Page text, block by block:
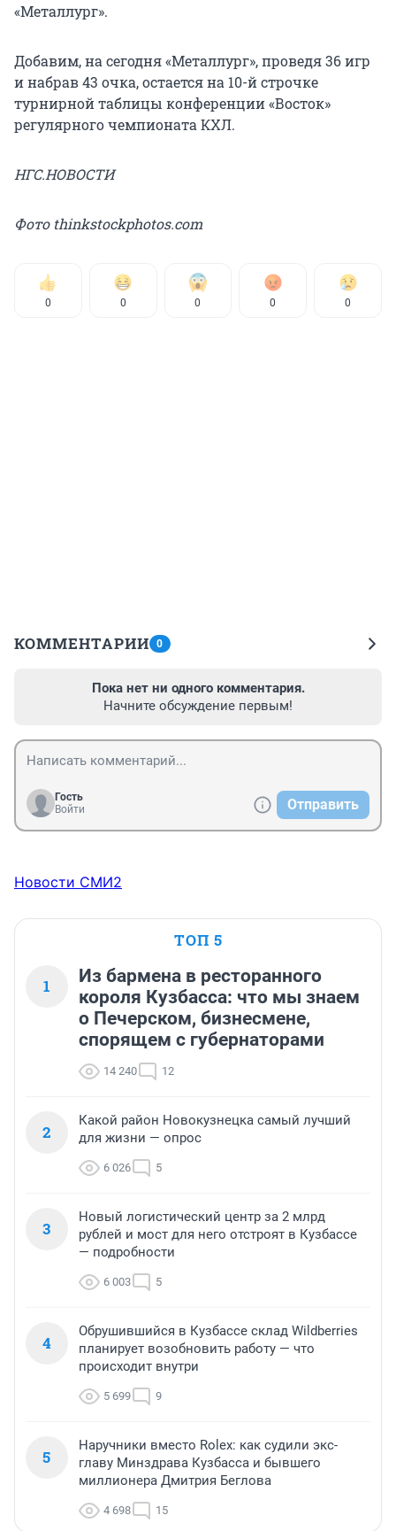
«Металлург».
Добавим, на сегодня «Металлург», проведя 36 игр
и набрав 43 очка, остается на 10-й строчке
турнирной таблицы конференции «Восток»
регулярного чемпионата КХЛ.
НГС.НОВОСТИ
Фото thinkstockphotos.com
0 0 0 0 0
КОММЕНТАРИИ 0
Пока нет ни одного комментария.
Начните обсуждение первым!
Гость
Войти
Отправить
Новости СМИ2
ТОП 5
1
Из бармена в ресторанного
короля Кузбасса: что мы знаем
о Печерском, бизнесмене,
спорящем с губернаторами
14 240 12
2
Какой район Новокузнецка самый лучший
для жизни — опрос
6 026 5
3
Новый логистический центр за 2 млрд
рублей и мост для него отстроят в Кузбассе
— подробности
6 003 5
4
Обрушившийся в Кузбассе склад Wildberries
планирует возобновить работу — что
происходит внутри
5 699 9
5
Наручники вместо Rolex: как судили экс-
главу Минздрава Кузбасса и бывшего
миллионера Дмитрия Беглова
4 698 15